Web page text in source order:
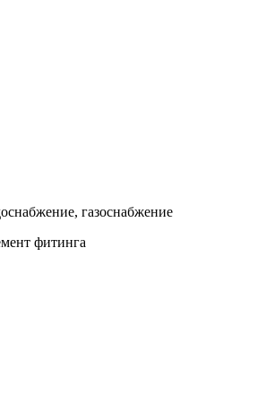
газоснабжение
фитинга